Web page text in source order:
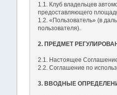
1.1. Клуб владельцев
предоставляющего
1.2. «Пользователь» (в
пользователя).
2. ПРЕДМЕТ
2.1. Настоящее
2.2. Соглашение по
3. ВВОДНЫЕ